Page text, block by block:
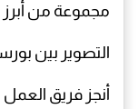
مجموعة من أبرز
التصوير بين
أنجز فريق